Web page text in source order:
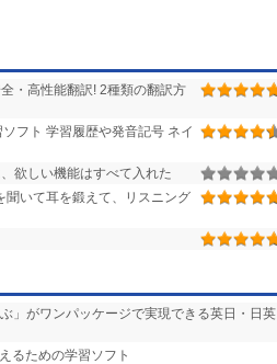
・高性能翻訳! 2種類の翻訳方
フト 学習履歴や発音記号 ネイ
欲しい機能はすべて入れた
聞いて耳を鍛えて、リスニング
」がワンパッケージで実現できる英日・日英
るための学習ソフト